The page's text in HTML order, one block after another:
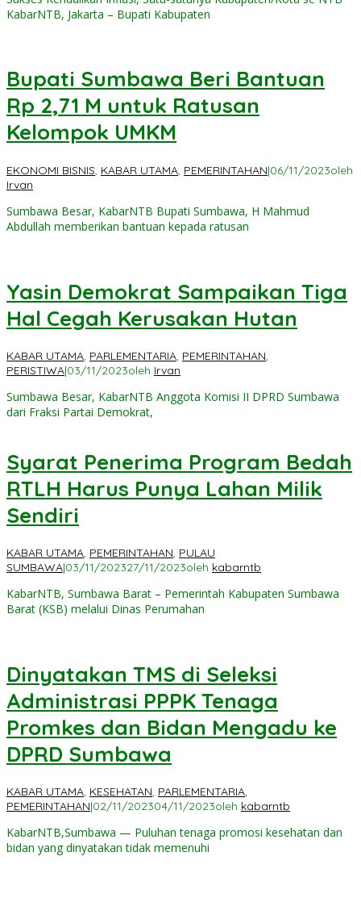
KabarNTB, Jakarta – Bupati Kabupaten
Bupati Sumbawa Beri Bantuan
Rp 2,71 M untuk Ratusan
Kelompok UMKM
EKONOMI BISNIS, KABAR UTAMA, PEMERINTAHAN|06/11/2023oleh
Irvan
Sumbawa Besar, KabarNTB Bupati Sumbawa, H Mahmud
Abdullah memberikan bantuan kepada ratusan
Yasin Demokrat Sampaikan Tiga
Hal Cegah Kerusakan Hutan
KABAR UTAMA, PARLEMENTARIA, PEMERINTAHAN,
PERISTIWA|03/11/2023oleh Irvan
Sumbawa Besar, KabarNTB Anggota Komisi II DPRD Sumbawa
dari Fraksi Partai Demokrat,
Syarat Penerima Program Bedah
RTLH Harus Punya Lahan Milik
Sendiri
KABAR UTAMA, PEMERINTAHAN, PULAU
SUMBAWA|03/11/202327/11/2023oleh kabarntb
KabarNTB, Sumbawa Barat – Pemerintah Kabupaten Sumbawa
Barat (KSB) melalui Dinas Perumahan
Dinyatakan TMS di Seleksi
Administrasi PPPK Tenaga
Promkes dan Bidan Mengadu ke
DPRD Sumbawa
KABAR UTAMA, KESEHATAN, PARLEMENTARIA,
PEMERINTAHAN|02/11/202304/11/2023oleh kabarntb
KabarNTB,Sumbawa — Puluhan tenaga promosi kesehatan dan
bidan yang dinyatakan tidak memenuhi